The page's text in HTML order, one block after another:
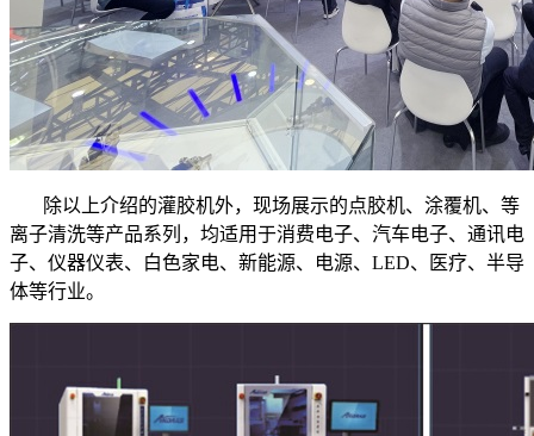
除以上介绍的灌胶机外，现场展示的点胶机、涂覆机、等
离子清洗等产品系列，均适用于消费电子、汽车电子、通讯电
子、仪器仪表、白色家电、新能源、电源、LED、医疗、半导
体等行业。